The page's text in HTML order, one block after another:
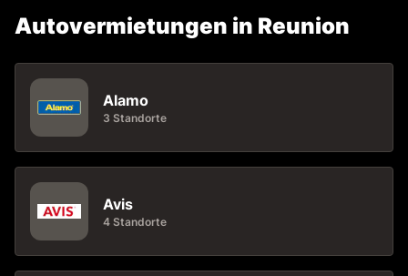
Autovermietungen in Reunion
Alamo
3 Standorte
Avis
4 Standorte